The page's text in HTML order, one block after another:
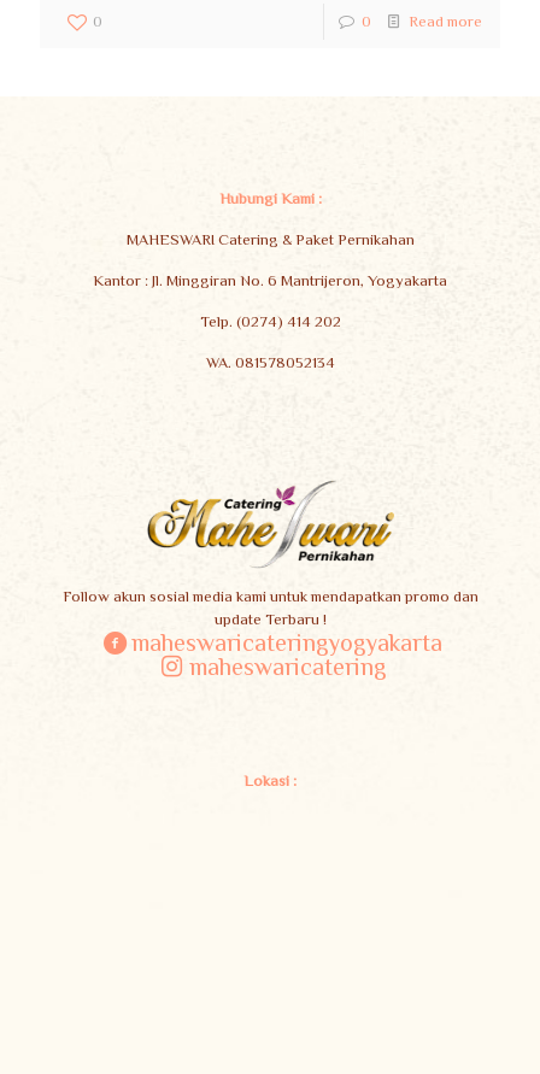
0 0 Read more
Hubungi Kami :
MAHESWARI Catering & Paket Pernikahan
Kantor : Jl. Minggiran No. 6 Mantrijeron, Yogyakarta
Telp. (0274) 414 202
WA. 081578052134
Follow akun sosial media kami untuk mendapatkan promo dan
update Terbaru !
maheswaricateringyogyakarta
maheswaricatering
Lokasi :